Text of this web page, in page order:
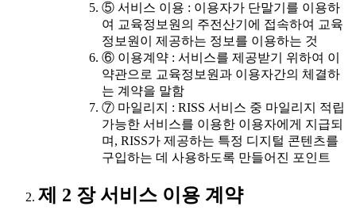
⑤ 서비스 이용 : 이용자가 단말기를 이용하
여 교육정보원의 주전산기에 접속하여 교육
정보원이 제공하는 정보를 이용하는 것
⑥ 이용계약 : 서비스를 제공받기 위하여 이
약관으로 교육정보원과 이용자간의 체결하
는 계약을 말함
⑦ 마일리지 : RISS 서비스 중 마일리지 적립
가능한 서비스를 이용한 이용자에게 지급되
며, RISS가 제공하는 특정 디지털 콘텐츠를
구입하는 데 사용하도록 만들어진 포인트
제 2 장 서비스 이용 계약